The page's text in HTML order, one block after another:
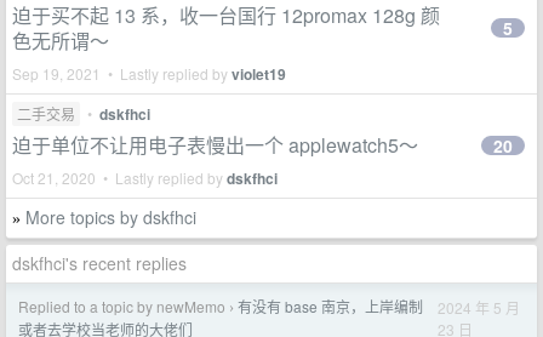
迫于买不起 13 系，收一台国行 12promax 128g 颜
色无所谓～
Sep 19, 2021 • Lastly replied byviolet19
5
二手交易 • dskfhci
迫于单位不让用电子表慢出一个 applewatch5～
Oct 21, 2020 • Lastly replied bydskfhci
20
» More topics by dskfhci
dskfhci's recent replies
Replied to a topic by newMemo › 有没有 base 南京，上岸编制
或者去学校当老师的大佬们
2024 年 5 月
23 日